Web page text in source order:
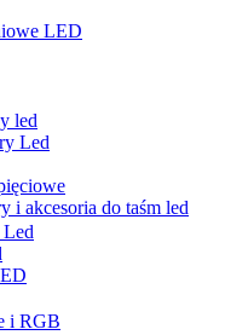
LED
led
Led
i akcesoria do taśm led
i RGB